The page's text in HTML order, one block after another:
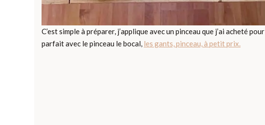
C’est simple à préparer, j’applique avec un pinceau que j’ai acheté
parfait avec le pinceau le bocal, les gants, pinceau, à petit prix.